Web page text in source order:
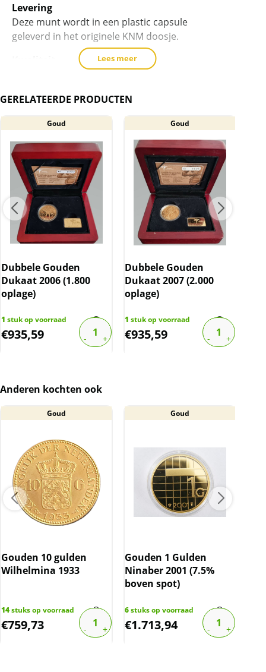
Levering
Deze munt wordt in een plastic capsule
geleverd in het originele KNM doosje.
krasjes/vlekjes bevatten.
Deze gouden munten zijn vrijgesteld van btw.
Lees meer
GERELATEERDE PRODUCTEN
Goud
Dubbele Gouden
Dukaat 2006 (1.800
oplage)
1 stuk op voorraad
€935,59
Goud
Dubbele Gouden
Dukaat 2007 (2.000
oplage)
1 stuk op voorraad
€935,59
Anderen kochten ook
Goud
Gouden 10 gulden
Wilhelmina 1933
14stuks op voorraad
€759,73
Goud
Gouden 1 Gulden
Ninaber 2001 (7.5%
boven spot)
6stuks op voorraad
€1.713,94